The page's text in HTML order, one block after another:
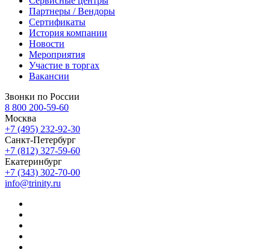
Партнеры / Вендоры
Сертификаты
История компании
Новости
Мероприятия
Участие в торгах
Вакансии
Звонки по России
8 800 200-59-60
Москва
+7 (495) 232-92-30
Санкт-Петербург
+7 (812) 327-59-60
Екатеринбург
+7 (343) 302-70-00
info@trinity.ru